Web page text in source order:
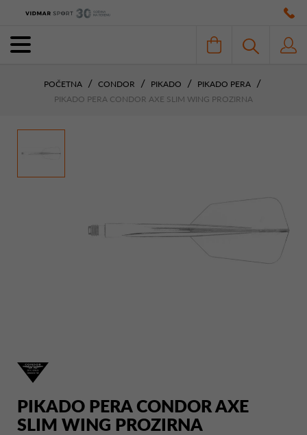
POČETNA CONDOR PIKADO
PIKADO PERA
PIKADO PERA CONDOR AXE SLIM WING PROZIRNA
PIKADO PERA CONDOR AXE
SLIM WING PROZIRNA